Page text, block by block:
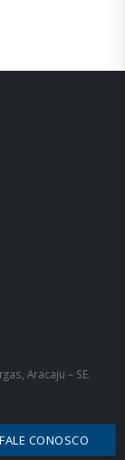
Aracaju – SE.
FALE CONOSCO